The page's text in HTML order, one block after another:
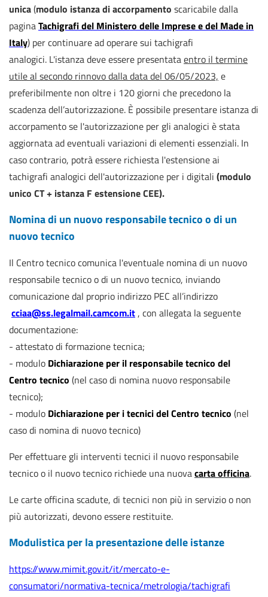
unica(modulo istanza di accorpamento scaricabile dalla
paginaTachigrafi del Ministero delle Imprese e del Made in
Italy) per continuare ad operare sui tachigrafi
analogici. L'istanza deve essere presentataentro il termine
utile al secondo rinnovo dalla data del 06/05/2023, e
preferibilmente non oltre i 120 giorni che precedono la
scadenza dell’autorizzazione. È possibile presentare istanza di
accorpamento se l'autorizzazione per gli analogici è stata
aggiornata ad eventuali variazioni di elementi essenziali. In
caso contrario, potrà essere richiesta l'estensione ai
tachigrafi analogici dell'autorizzazione per i digitali (modulo
unico CT + istanza F estensione CEE).
Nomina di un nuovo responsabile tecnico o di un
nuovo tecnico
Il Centro tecnico comunica l'eventuale nomina di un nuovo
responsabile tecnico o di un nuovo tecnico, inviando
comunicazione dal proprio indirizzo PEC all’indirizzo
cciaa@ss.legalmail.camcom.it , con allegata la seguente
documentazione:
- attestato di formazione tecnica;
- modulo Dichiarazione per il responsabile tecnico del
Centro tecnico (nel caso di nomina nuovo responsabile
tecnico);
- modulo Dichiarazione per i tecnici del Centro tecnico (nel
caso di nomina di nuovo tecnico)
Per effettuare gli interventi tecnici il nuovo responsabile
tecnico o il nuovo tecnico richiede una nuovacarta officina.
Le carte officina scadute, di tecnici non più in servizio o non
più autorizzati, devono essere restituite.
Modulistica per la presentazione delle istanze
https://www.mimit.gov.it/it/mercato-e-
consumatori/normativa-tecnica/metrologia/tachigrafi